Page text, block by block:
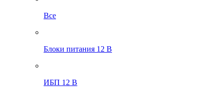
Все
Блоки питания 12 В
ИБП 12 В